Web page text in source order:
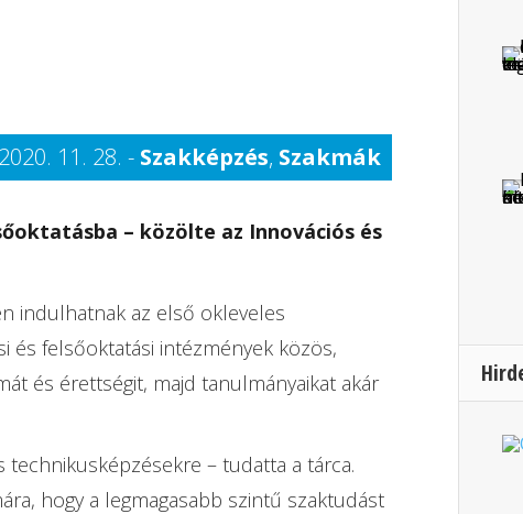
11. 28. - Szakképzés, Szakmák
– közölte az Innovációs és
indulhatnak az első okleveles
és felsőoktatási intézmények közös,
és érettségit, majd tanulmányaikat akár
technikusképzésekre – tudatta a tárca.
hogy a legmagasabb szintű szaktudást